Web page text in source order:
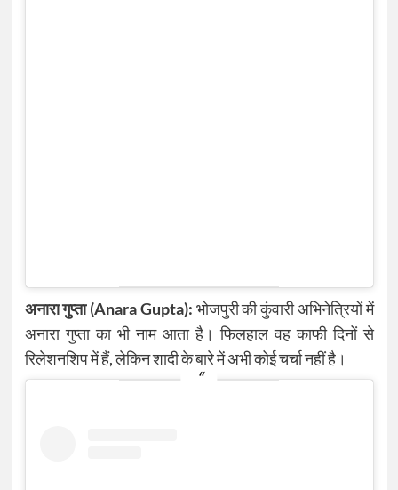
अनारा गुप्ता (Anara Gupta): भोजपुरी की कुंवारी अभिनेत्रियों में
अनारा गुप्ता का भी नाम आता है। फिलहाल वह काफी दिनों से
रिलेशनशिप में हैं, लेकिन शादी के बारे में अभी कोई चर्चा नहीं है।